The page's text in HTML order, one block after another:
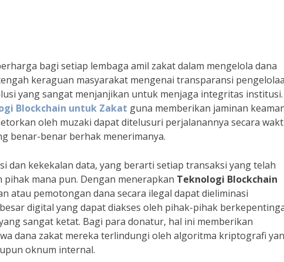
bagi setiap lembaga amil zakat dalam mengelola dana
keraguan masyarakat mengenai transparansi
yang sangat menjanjikan untuk menjaga integritas institusi.
Blockchain untuk Zakat guna memberikan jaminan
oleh muzaki dapat ditelusuri perjalanannya secara
benar-benar berhak menerimanya.
dan kekekalan data, yang berarti setiap transaksi yang telah
mana pun. Dengan menerapkan Teknologi Blockchain
atau pemotongan dana secara ilegal dapat dieliminasi
digital yang dapat diakses oleh pihak-pihak
sangat ketat. Bagi para donatur, hal ini memberikan
dana zakat mereka terlindungi oleh algoritma kriptografi
oknum internal.